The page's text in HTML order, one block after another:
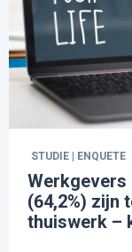
STUDIE | ENQUETE
Werkgevers
(64,2%) zijn
thuiswerk –